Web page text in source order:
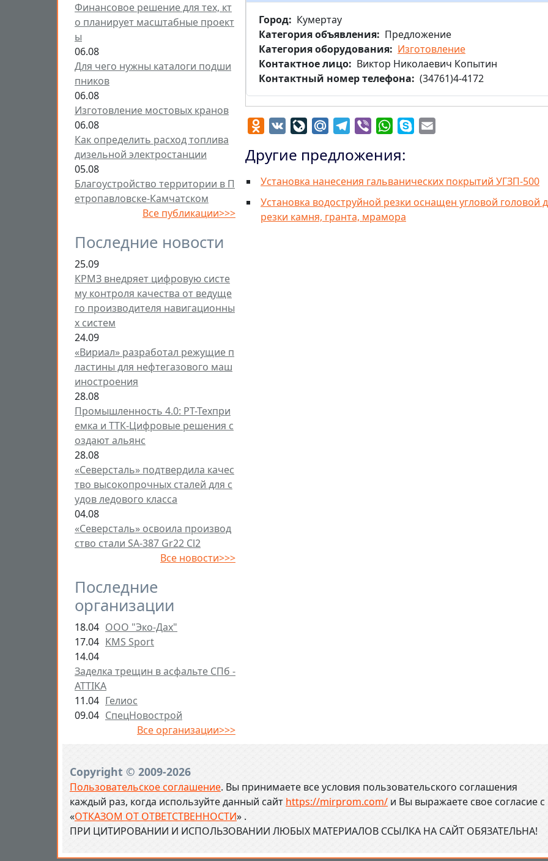
Финансовое решение для тех, кт
о планирует масштабные проект
ы
06.08
Для чего нужны каталоги подши
пников
06.08
Изготовление мостовых кранов
06.08
Как определить расход топлива
дизельной электростанции
05.08
Благоустройство территории в П
етропавловске-Камчатском
Все публикации>>>
Последние новости
25.09
КРМЗ внедряет цифровую систе
му контроля качества от ведуще
го производителя навигационны
х систем
24.09
«Вириал» разработал режущие п
ластины для нефтегазового маш
иностроения
28.08
Промышленность 4.0: РТ-Техпри
емка и ТТК-Цифровые решения с
оздают альянс
28.08
«Северсталь» подтвердила качес
тво высокопрочных сталей для с
удов ледового класса
04.08
«Северсталь» освоила производ
ство стали SA-387 Gr22 Cl2
Все новости>>>
Последние
организации
18.04 ООО "Эко-Дах"
17.04 KMS Sport
14.04
Заделка трещин в асфальте СПб -
ATTIKA
11.04 Гелиос
09.04 СпецНовострой
Все организации>>>
Город
Кумертау
Категория объявления
Предложение
Категория оборудования
Изготовление
Контактное лицо
Виктор Николаевич Копытин
Контактный номер телефона
(34761)4-4172
Odnoklassniki
VK LiveJournal
Mail.RuTelegram
Viber WhatsApp
Skype
Другие предложения:
Установка нанесения гальванических покрытий УГЗП-500
Установка водоструйной резки оснащен угловой головой
резки камня, гранта, мрамора
Copyright © 2009-2026
Пользовательское соглашение. Вы принимаете все условия пользовательского соглашения
каждый раз, когда используйте данный сайт https://mirprom.com/ и Вы выражаете свое согласие с
«ОТКАЗОМ ОТ ОТВЕТСТВЕННОСТИ» .
ПРИ ЦИТИРОВАНИИ И ИСПОЛЬЗОВАНИИ ЛЮБЫХ МАТЕРИАЛОВ ССЫЛКА НА САЙТ ОБЯЗАТЕЛЬНА!